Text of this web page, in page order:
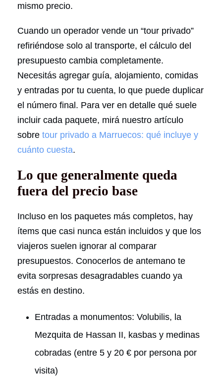
mismo precio.
Cuando un operador vende un “tour privado”
refiriéndose solo al transporte, el cálculo del
presupuesto cambia completamente.
Necesitás agregar guía, alojamiento, comidas
y entradas por tu cuenta, lo que puede duplicar
el número final. Para ver en detalle qué suele
incluir cada paquete, mirá nuestro artículo
sobre tour privado a Marruecos: qué incluye y
cuánto cuesta.
Lo que generalmente queda
fuera del precio base
Incluso en los paquetes más completos, hay
ítems que casi nunca están incluidos y que los
viajeros suelen ignorar al comparar
presupuestos. Conocerlos de antemano te
evita sorpresas desagradables cuando ya
estás en destino.
Entradas a monumentos: Volubilis, la
Mezquita de Hassan II, kasbas y medinas
cobradas (entre 5 y 20 € por persona por
visita)